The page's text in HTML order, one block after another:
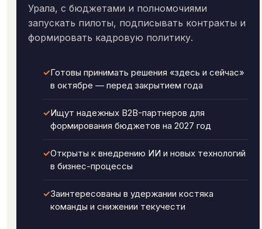
Урала, с бюджетами и полномочиями
запускать пилоты, подписывать контракты и
формировать кадровую политику.
✓Готовы принимать решения «здесь и сейчас»
в октябре — перед закрытием года
✓Ищут надежных B2B-партнеров для
формирования бюджетов на 2027 год
✓Открыты к внедрению ИИ и новых технологий
в бизнес-процессы
✓Заинтересованы в удержании костяка
команды и снижении текучести